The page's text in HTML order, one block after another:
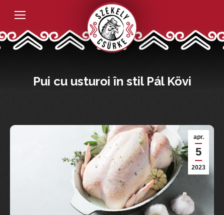
Pui cu usturoi în stil Pál Kövi
apr.
5
2023